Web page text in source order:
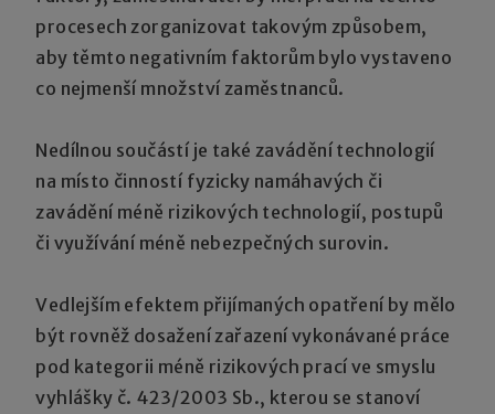
procesech zorganizovat takovým způsobem,
aby těmto negativním faktorům bylo vystaveno
co nejmenší množství zaměstnanců.
Nedílnou součástí je také zavádění technologií
na místo činností fyzicky namáhavých či
zavádění méně rizikových technologií, postupů
či využívání méně nebezpečných surovin.
Vedlejším efektem přijímaných opatření by mělo
být rovněž dosažení zařazení vykonávané práce
pod kategorii méně rizikových prací ve smyslu
vyhlášky č. 423/2003 Sb., kterou se stanoví